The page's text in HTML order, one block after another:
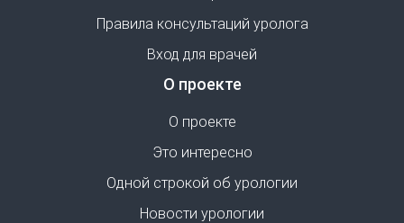
Правила консультаций уролога
Вход для врачей
О проекте
О проекте
Это интересно
Одной строкой об урологии
Новости урологии